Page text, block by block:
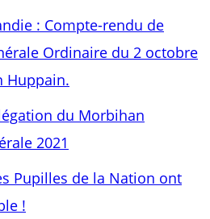
: Compte-rendu de
Ordinaire du 2 octobre
Huppain.
du Morbihan
2021
Pupilles de la Nation ont
!